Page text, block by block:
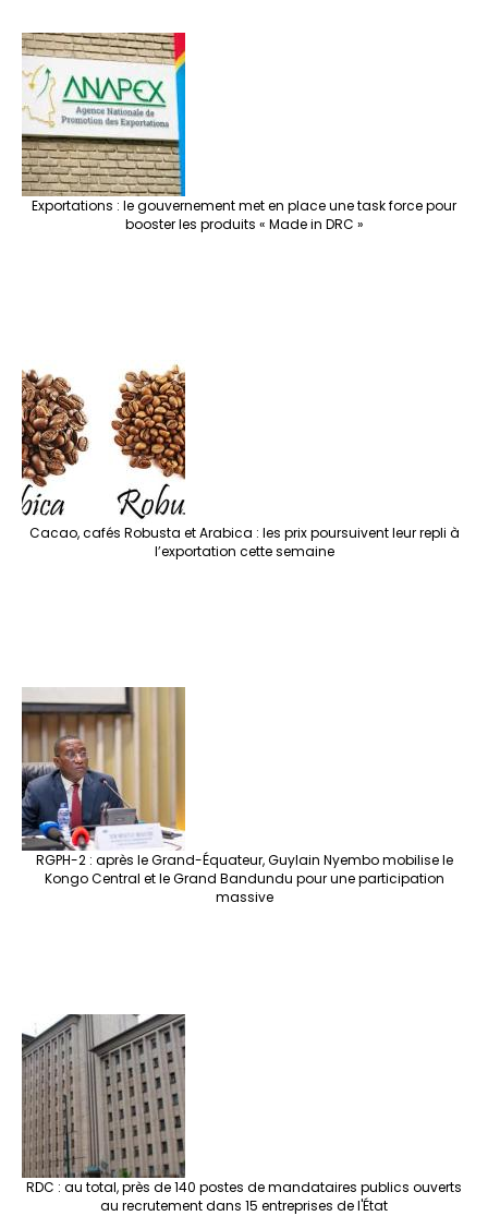
Exportations : le gouvernement met en place une task force pour
booster les produits « Made in DRC »
Cacao, cafés Robusta et Arabica : les prix poursuivent leur repli à
l’exportation cette semaine
RGPH-2 : après le Grand-Équateur, Guylain Nyembo mobilise le
Kongo Central et le Grand Bandundu pour une participation
massive
RDC : au total, près de 140 postes de mandataires publics ouverts
au recrutement dans 15 entreprises de l'État